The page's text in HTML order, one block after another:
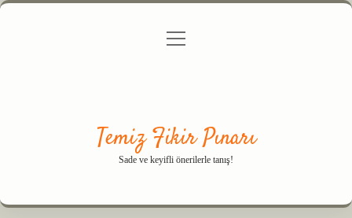
Gizlilik Politikası
menüyü
Temiz Fikir Pınarı
Sade ve keyifli önerilerle tanış!